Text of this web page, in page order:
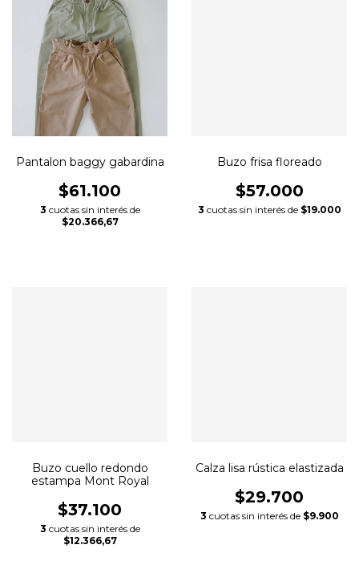
Pantalon baggy gabardina
$61.100
3 cuotas sin interés de
$20.366,67
Buzo frisa floreado
$57.000
3 cuotas sin interés de $19.000
Buzo cuello redondo
estampa Mont Royal
$37.100
3 cuotas sin interés de
$12.366,67
Calza lisa rústica elastizada
$29.700
3 cuotas sin interés de $9.900